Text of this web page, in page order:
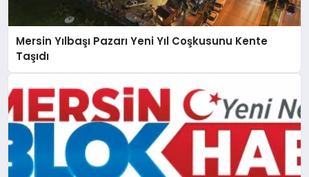
Mersin Yılbaşı Pazarı Yeni Yıl Coşkusunu Kente
Taşıdı